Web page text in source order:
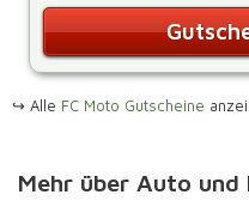
↪ Alle FC Moto Gutscheine
Mehr über Auto